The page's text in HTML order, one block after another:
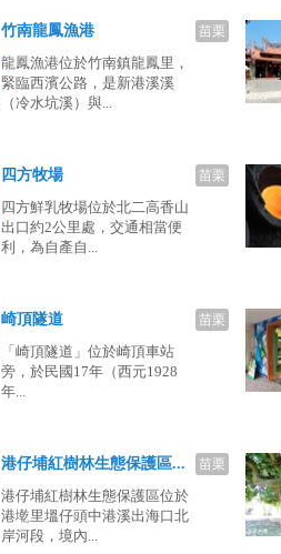
苗栗
竹南龍鳳漁港
龍鳳漁港位於竹南鎮龍鳳里，
緊臨西濱公路，是新港溪溪
（冷水坑溪）與...
苗栗
四方牧場
四方鮮乳牧場位於北二高香山
出口約2公里處，交通相當便
利，為自產自...
苗栗
崎頂隧道
「崎頂隧道」位於崎頂車站
旁，於民國17年（西元1928
年...
苗栗
港仔埔紅樹林生態保護區...
港仔埔紅樹林生態保護區位於
港墘里塭仔頭中港溪出海口北
岸河段，境內...